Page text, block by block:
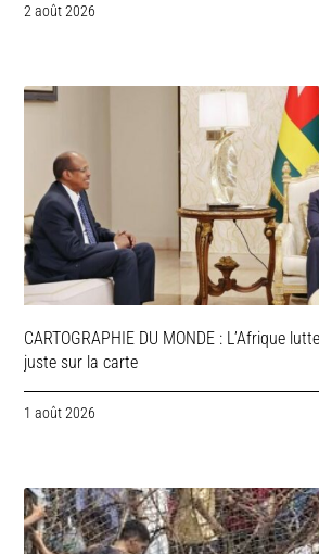
2 août 2026
CARTOGRAPHIE DU MONDE : L’Afrique
juste sur la carte
1 août 2026